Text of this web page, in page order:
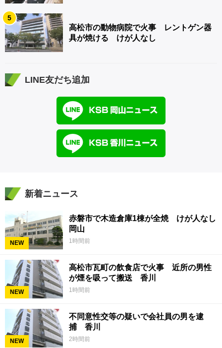
5
高松市の動物病院で火事 レントゲン器
具が焼ける けが人なし
LINE友だち追加
新着ニュース
NEW
赤磐市で木造倉庫1棟が全焼 けが人なし
岡山
1時間前
NEW
高松市瓦町の飲食店で火事 近所の男性
が煙を吸って搬送 香川
1時間前
NEW
不同意性交等の疑いで会社員の男を逮
捕 香川
2時間前